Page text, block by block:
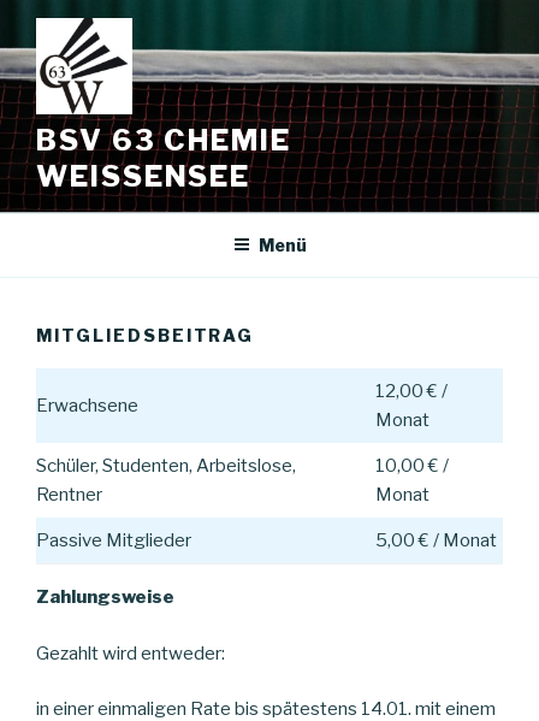
Inhalt
springen
BSV 63 CHEMIE
WEISSENSEE
Menü
MITGLIEDSBEITRAG
Erwachsene
12,00 € /
Monat
Schüler, Studenten, Arbeitslose,
Rentner
10,00 € /
Monat
Passive Mitglieder 5,00 € / Monat
Zahlungsweise
Gezahlt wird entweder:
in einer einmaligen Rate bis spätestens 14.01. mit einem